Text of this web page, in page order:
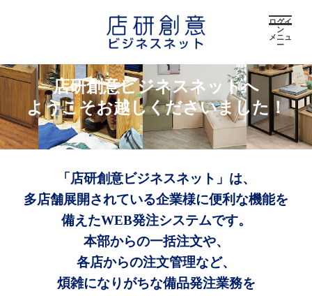
ログイ
ン
メニュ
ー
店研創意ビジネスネットへ
ようこそお越しくださいました！
「店研創意ビジネスネット」は、
多店舗展開されている企業様に便利な機能を
備えたWEB発注システムです。
本部からの一括注文や、
各店からの注文管理など、
煩雑になりがちな備品発注業務を